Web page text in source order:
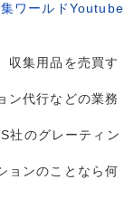
ワールドYoutube
収集用品を売買す
ン代行などの業務
社のグレーティン
ョンのことなら何